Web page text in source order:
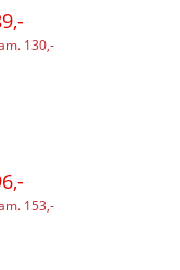
130,-
153,-